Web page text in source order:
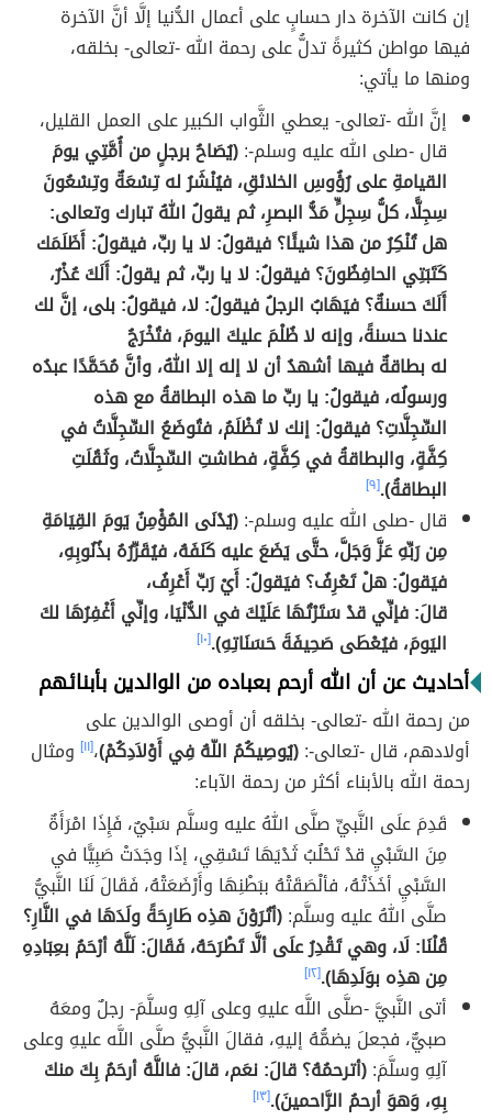
إن كانت الآخرة دار حسابٍ على أعمال الدُّنيا إلَّا أنَّ الآخرة
فيها مواطن كثيرةً تدلُّ على رحمة الله -تعالى- بخلقه،
ومنها ما يأتي:
إنَّ الله -تعالى- يعطي الثَّواب الكبير على العمل القليل،
قال -صلى الله عليه وسلم-:(يُصَاحُ برجلٍ من أُمَّتِي يومَ
القيامةِ على رُؤُوسِ الخلائقِ، فيُنْشَرُ له تِسْعَةٌ وتِسْعُونَ
سِجِلًّا، كلُّ سِجِلٍّ مَدُّ البصرِ، ثم يقولُ اللهُ تبارك وتعالى:
هل تُنْكِرُ من هذا شيئًا؟ فيقولُ: لا يا ربِّ، فيقولُ: أَظَلَمَك
كَتَبَتِي الحافِظُونَ؟ فيقولُ: لا يا ربِّ، ثم يقولُ: أَلَكَ عُذْرٌ،
أَلَكَ حسنةٌ؟ فيَهَابُ الرجلُ فيقولُ: لا، فيقولُ: بلى، إنَّ لك
عندنا حسنةً، وإنه لا ظُلْمَ عليكَ اليومَ، فتُخْرَجُ
له بطاقةٌ فيها أشهدُ أن لا إله إلا اللهُ، وأنَّ مُحَمَّدًا عبدُه
ورسولُه، فيقولُ: يا ربِّ ما هذه البطاقةُ مع هذه
السِّجِلَّاتِ؟ فيقولُ: إنك لا تُظْلَمُ، فتُوضَعُ السِّجِلَّاتُ في
كِفَّةٍ، والبطاقةُ في كِفَّةٍ، فطاشتِ السِّجِلَّاتُ، وثَقُلَتِ
البطاقةُ).[٩]
قال -صلى الله عليه وسلم-:(يُدْنَى المُؤْمِنُ يَومَ القِيَامَةِ
مِن رَبِّهِ عَزَّ وَجَلَّ، حتَّى يَضَعَ عليه كَنَفَهُ، فيُقَرِّرُهُ بذُنُوبِهِ،
فيَقولُ: هلْ تَعْرِفُ؟ فيَقولُ: أَيْ رَبِّ أَعْرِفُ،
قالَ: فإنِّي قدْ سَتَرْتُهَا عَلَيْكَ في الدُّنْيَا، وإنِّي أَغْفِرُهَا لكَ
اليَومَ، فيُعْطَى صَحِيفَةَ حَسَنَاتِهِ).[١٠]
أحاديث عن أن الله أرحم بعباده من الوالدين بأبنائهم
من رحمة الله -تعالى- بخلقه أن أوصى الوالدين على
أولادهم، قال -تعالى-:(يُوصِيكُمُ اللّهُ فِي أَوْلاَدِكُمْ)،[١١]
ومثال
رحمة الله بالأبناء أكثر من رحمة الآباء:
قَدِمَ علَى النَّبيِّ صلَّى اللهُ عليه وسلَّم سَبْيٌ، فَإِذَا امْرَأَةٌ
مِنَ السَّبْيِ قدْ تَحْلُبُ ثَدْيَهَا تَسْقِي، إذَا وجَدَتْ صَبِيًّا في
السَّبْيِ أخَذَتْهُ، فألْصَقَتْهُ ببَطْنِهَا وأَرْضَعَتْهُ، فَقَالَ لَنَا النَّبيُّ
صلَّى اللهُ عليه وسلَّم:(أتُرَوْنَ هذِه طَارِحَةً ولَدَهَا في النَّارِ؟
قُلْنَا: لَا، وهي تَقْدِرُ علَى ألَّا تَطْرَحَهُ، فَقَالَ: لَلَّهُ أرْحَمُ بعِبَادِهِ
مِن هذِه بوَلَدِهَا).[١٢]
أتى النَّبيَّ -صلَّى اللَّه عليهِ وعلى آلِهِ وسلَّمَ- رجلٌ ومعَهُ
صبيٌّ، فجعلَ يضمُّهُ إليهِ، فقالَ النَّبيُّ صلَّى اللَّه عليهِ وعلى
آلِهِ وسلَّمَ:(أترحمُهُ؟ قالَ: نعَم، قالَ: فاللَّهُ أرحَمُ بِكَ منكَ
بِهِ، وَهوَ أرحمُ الرَّاحمينَ).[١٣]